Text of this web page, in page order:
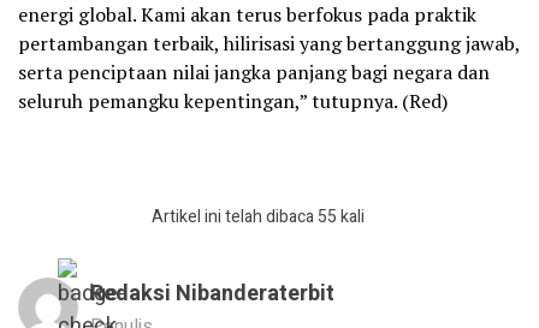
energi global. Kami akan terus berfokus pada praktik
pertambangan terbaik, hilirisasi yang bertanggung jawab,
serta penciptaan nilai jangka panjang bagi negara dan
seluruh pemangku kepentingan,” tutupnya. (Red)
Artikel ini telah dibaca 55 kali
Redaksi Nibanderaterbit